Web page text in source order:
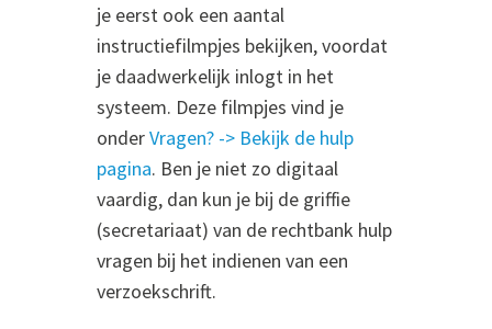
je eerst ook een aantal
instructiefilmpjes bekijken, voordat
je daadwerkelijk inlogt in het
systeem. Deze filmpjes vind je
onderVragen? -> Bekijk de hulp
pagina. Ben je niet zo digitaal
vaardig, dan kun je bij de griffie
(secretariaat) van de rechtbank hulp
vragen bij het indienen van een
verzoekschrift.